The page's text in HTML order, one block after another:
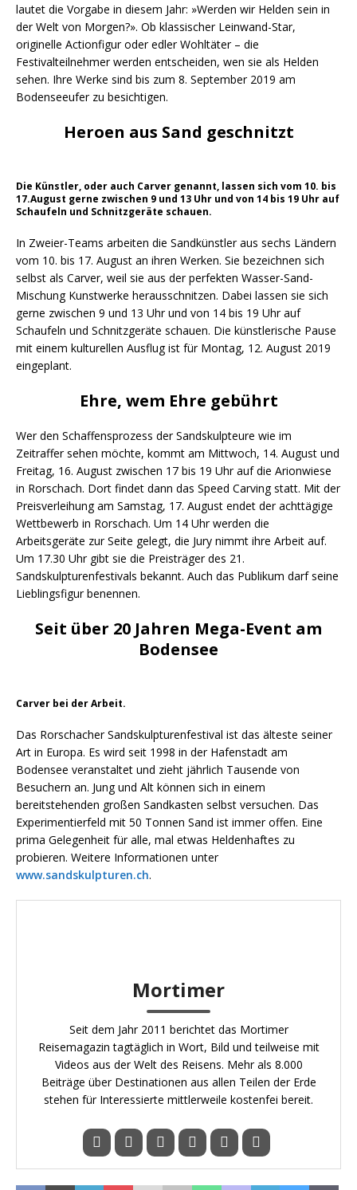
lautet die Vorgabe in diesem Jahr: »Werden wir Helden sein in
der Welt von Morgen?». Ob klassischer Leinwand-Star,
originelle Actionfigur oder edler Wohltäter – die
Festivalteilnehmer werden entscheiden, wen sie als Helden
sehen. Ihre Werke sind bis zum 8. September 2019 am
Bodenseeufer zu besichtigen.
Heroen aus Sand geschnitzt
Die Künstler, oder auch Carver genannt, lassen sich vom 10. bis
17.August gerne zwischen 9 und 13 Uhr und von 14 bis 19 Uhr auf
Schaufeln und Schnitzgeräte schauen.
In Zweier-Teams arbeiten die Sandkünstler aus sechs Ländern
vom 10. bis 17. August an ihren Werken. Sie bezeichnen sich
selbst als Carver, weil sie aus der perfekten Wasser-Sand-
Mischung Kunstwerke herausschnitzen. Dabei lassen sie sich
gerne zwischen 9 und 13 Uhr und von 14 bis 19 Uhr auf
Schaufeln und Schnitzgeräte schauen. Die künstlerische Pause
mit einem kulturellen Ausflug ist für Montag, 12. August 2019
eingeplant.
Ehre, wem Ehre gebührt
Wer den Schaffensprozess der Sandskulpteure wie im
Zeitraffer sehen möchte, kommt am Mittwoch, 14. August und
Freitag, 16. August zwischen 17 bis 19 Uhr auf die Arionwiese
in Rorschach. Dort findet dann das Speed Carving statt. Mit der
Preisverleihung am Samstag, 17. August endet der achttägige
Wettbewerb in Rorschach. Um 14 Uhr werden die
Arbeitsgeräte zur Seite gelegt, die Jury nimmt ihre Arbeit auf.
Um 17.30 Uhr gibt sie die Preisträger des 21.
Sandskulpturenfestivals bekannt. Auch das Publikum darf seine
Lieblingsfigur benennen.
Seit über 20 Jahren Mega-Event am
Bodensee
Carver bei der Arbeit.
Das Rorschacher Sandskulpturenfestival ist das älteste seiner
Art in Europa. Es wird seit 1998 in der Hafenstadt am
Bodensee veranstaltet und zieht jährlich Tausende von
Besuchern an. Jung und Alt können sich in einem
bereitstehenden großen Sandkasten selbst versuchen. Das
Experimentierfeld mit 50 Tonnen Sand ist immer offen. Eine
prima Gelegenheit für alle, mal etwas Heldenhaftes zu
probieren. Weitere Informationen unter
www.sandskulpturen.ch.
Mortimer
Seit dem Jahr 2011 berichtet das Mortimer
Reisemagazin tagtäglich in Wort, Bild und teilweise mit
Videos aus der Welt des Reisens. Mehr als 8.000
Beiträge über Destinationen aus allen Teilen der Erde
stehen für Interessierte mittlerweile kostenfei bereit.